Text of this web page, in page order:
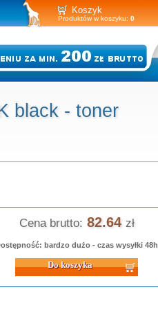
Koszyk
Produktów w koszyku: 0
black - toner
Cena brutto: 82.64 zł
bardzo dużo - czas wysyłki 48h
koszyka